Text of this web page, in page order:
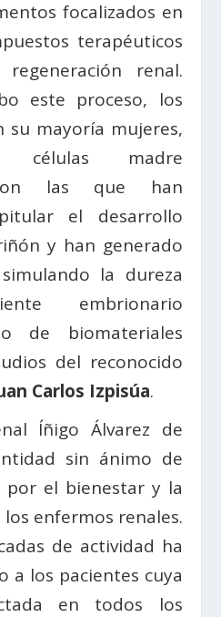
focalizados en
terapéuticos
renal.
este proceso, los
su mayoría mujeres,
células madre
las que han
el desarrollo
y han generado
la dureza
embrionario
de biomateriales
del reconocido
Carlos Izpisúa.
Íñigo Álvarez de
sin ánimo de
el bienestar y la
enfermos renales.
de actividad ha
a los pacientes cuya
en todos los